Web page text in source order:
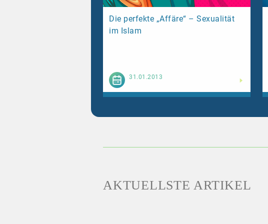
Die perfekte „Affäre“ – Sexualität
im Islam
31.01.2013
AKTUELLSTE ARTIKEL